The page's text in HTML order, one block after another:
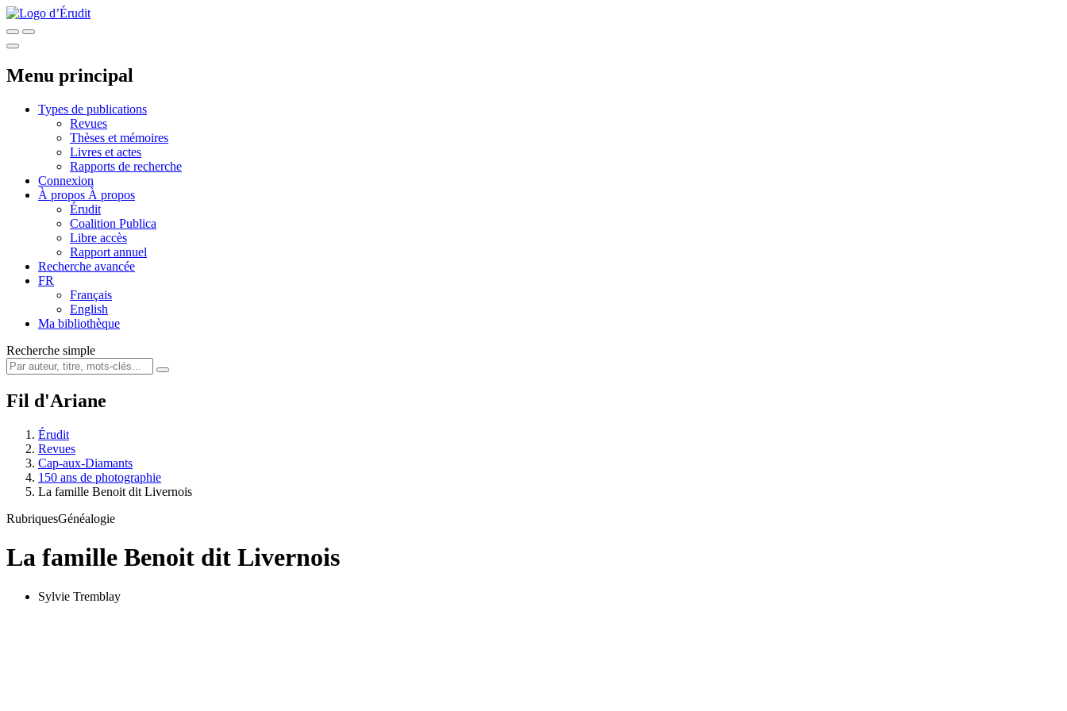
Menu principal
Types de publications
Revues
Thèses et mémoires
Livres et actes
Rapports de recherche
Connexion
À propos À propos
Érudit
Coalition Publica
Libre accès
Rapport annuel
Recherche avancée
FR
Français
English
Ma bibliothèque
Recherche simple
Fil d'Ariane
Érudit
Revues
Cap-aux-Diamants
150 ans de photographie
La famille Benoit dit Livernois
RubriquesGénéalogie
La famille Benoit dit Livernois
Sylvie Tremblay